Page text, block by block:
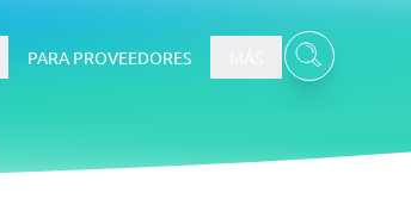
PARA PROVEEDORES